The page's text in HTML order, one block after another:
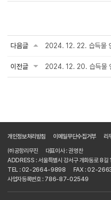
다음글 2024. 12. 22. 습득물
이전글 2024. 12. 20. 습득물
개인정보처리방침 이메일무단수집거부 리
㈜공항리무진
대표이사 : 권영찬
ADDRESS : 서울특별시 강서구 개화동로 8길
TEL : 02-2664-9898
FAX : 02-
사업자등록번호 : 786-87-02549